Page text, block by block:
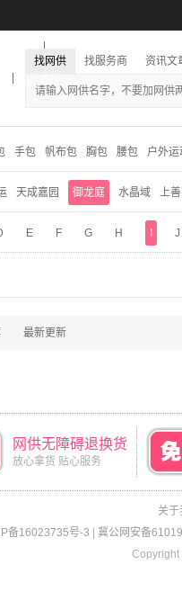
找网供 找服务商 资讯文
手包 帆布包 胸包 腰包 户外运
天成嘉园 御龙庭 水晶域 上
E F G H J
最新更新
网供无障碍退换货
放心拿货 贴心服务
关于
备16023735号-3
冀公网安备